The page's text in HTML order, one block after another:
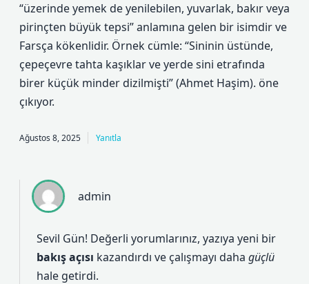
“üzerinde yemek de yenilebilen, yuvarlak, bakır veya
pirinçten büyük tepsi” anlamına gelen bir isimdir ve
Farsça kökenlidir. Örnek cümle: “Sininin üstünde,
çepeçevre tahta kaşıklar ve yerde sini etrafında
birer küçük minder dizilmişti” (Ahmet Haşim). öne
çıkıyor.
Ağustos 8, 2025 Yanıtla
admin
Sevil Gün! Değerli yorumlarınız, yazıya yeni bir
bakış açısı kazandırdı ve çalışmayı daha güçlü
hale getirdi.